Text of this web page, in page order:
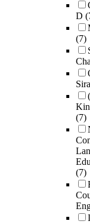
D
(7)
(7)
(7)